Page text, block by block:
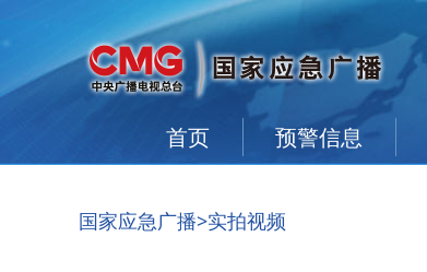
首页 预警信息
国家应急广播>实拍视频